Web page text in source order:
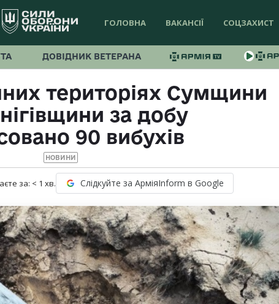
ГОЛОВНА ВАКАНСІЇ СОЦЗАХИСТ
ДОВІДНИК ВЕТЕРАНА
територіях Сумщини
за добу
90 вибухів
НОВИНИ
за: < 1 хв. Слідкуйте за АрміяInform в Google